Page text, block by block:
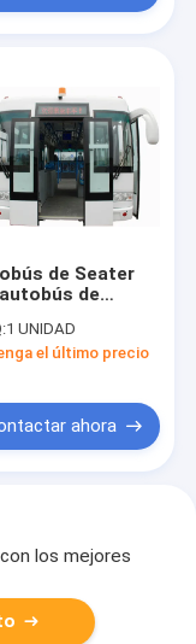
de Seater
de
13 con el
acondicionado
1 UNIDAD
el último precio
ahora
los mejores